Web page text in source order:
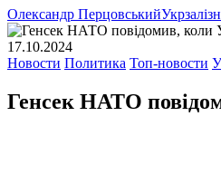
Олександр Перцовський
17.10.2024
Новости Политика Топ-новости
Генсек НАТО